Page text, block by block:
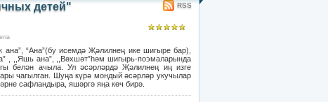
детей" RSS
“Ана”(бу исемдә Җәлилнең ике шигыре бар),
, ,,Яшь ана”, ,,Вәхшәт”һәм шигырь-поэмаларында
белән ачыла. Ул әсәрләрдә Җәлилнең иң изге
чагылган. Шуңа күрә мондый әсәрләр укучылар
сафландыра, яшәргә яңа көч бирә.